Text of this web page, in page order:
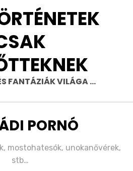
FANTÁZIÁK VILÁGA …
PORNÓ
mostohatesók, unokanővérek,
stb…